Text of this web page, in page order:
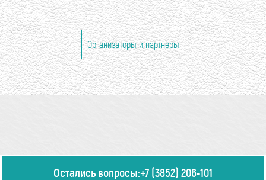
Организаторы и партнеры
Остались вопросы:+7 (3852) 206-101